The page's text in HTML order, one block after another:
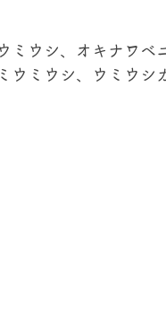
ミウシ、オキナワベ
ウミウシ、ウミウシ